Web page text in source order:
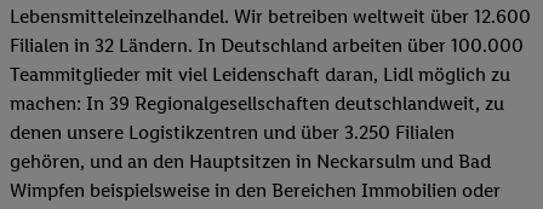
Lebensmitteleinzelhandel. Wir betreiben weltweit über 12.600
Filialen in 32 Ländern. In Deutschland arbeiten über 100.000
Teammitglieder mit viel Leidenschaft daran, Lidl möglich zu
machen: In 39 Regionalgesellschaften deutschlandweit, zu
denen unsere Logistikzentren und über 3.250 Filialen
gehören, und an den Hauptsitzen in Neckarsulm und Bad
Wimpfen beispielsweise in den Bereichen Immobilien oder